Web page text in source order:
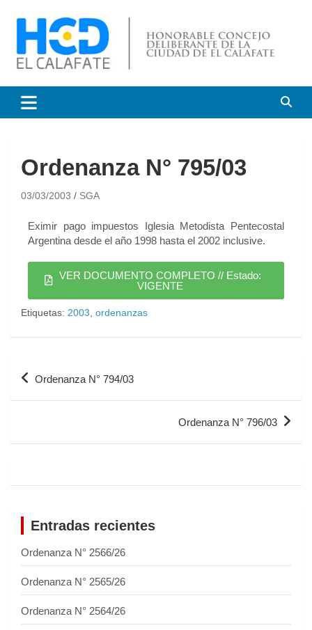
Honorable Concejo
Deliberante de El Calafate
Ordenanza N° 795/03
03/03/2003 SGA
Eximir pago impuestos Iglesia Metodista Pentecostal
Argentina desde el año 1998 hasta el 2002 inclusive.
VER DOCUMENTO COMPLETO // Estado:
VIGENTE
Etiquetas: 2003 ordenanzas
Ordenanza N° 794/03
Ordenanza N° 796/03
Entradas recientes
Ordenanza N° 2566/26
Ordenanza N° 2565/26
Ordenanza N° 2564/26